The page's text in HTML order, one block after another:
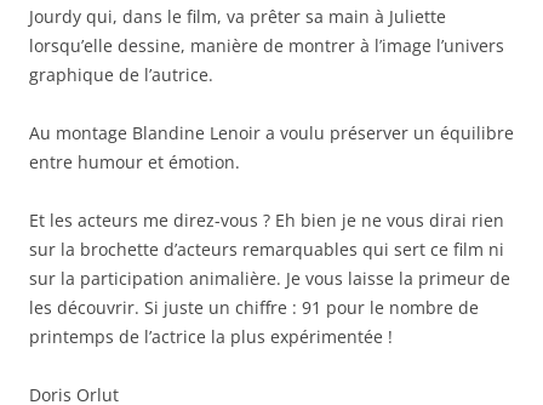
Jourdy qui, dans le film, va prêter sa main à Juliette
lorsqu’elle dessine, manière de montrer à l’image l’univers
graphique de l’autrice.
Au montage Blandine Lenoir a voulu préserver un équilibre
entre humour et émotion.
Et les acteurs me direz-vous ? Eh bien je ne vous dirai rien
sur la brochette d’acteurs remarquables qui sert ce film ni
sur la participation animalière. Je vous laisse la primeur de
les découvrir. Si juste un chiffre : 91 pour le nombre de
printemps de l’actrice la plus expérimentée !
Doris Orlut